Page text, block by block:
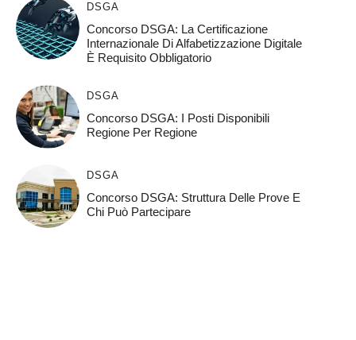
DSGA
Concorso DSGA: La Certificazione
Internazionale Di Alfabetizzazione Digitale
È Requisito Obbligatorio
DSGA
Concorso DSGA: I Posti Disponibili
Regione Per Regione
DSGA
Concorso DSGA: Struttura Delle Prove E
Chi Può Partecipare